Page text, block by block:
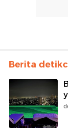
Berita